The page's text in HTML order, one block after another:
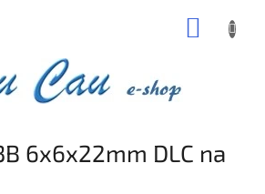
6x6x22mm DLC na